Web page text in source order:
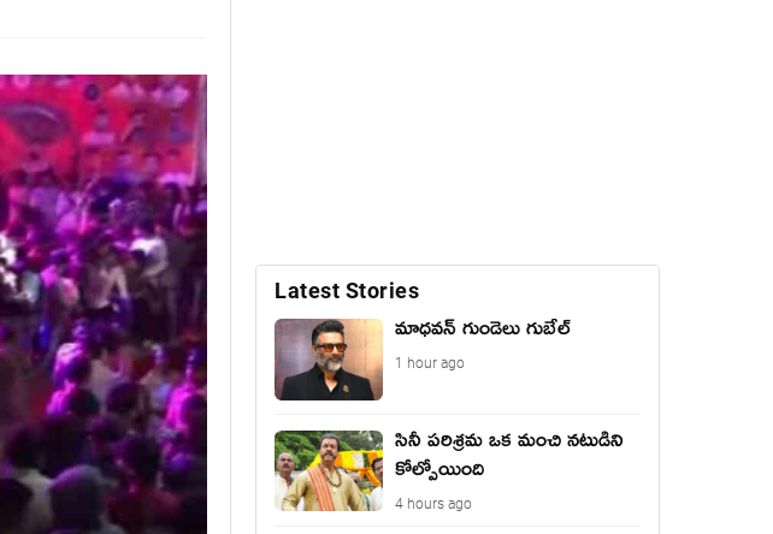
Latest Stories
మాధ‌వ‌న్ గుండెలు గుబేల్‌
1 hour ago
సినీ పరిశ్రమ ఒక మంచి నటుడిని
కోల్పోయింది
4 hours ago